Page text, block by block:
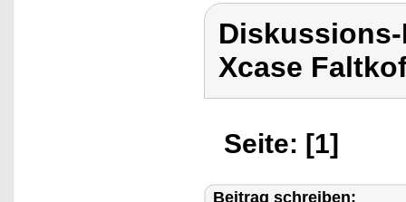
Xcase
Seite: [1]
Beitrag schreiben: